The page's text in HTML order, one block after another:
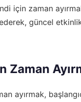
için zaman
güncel
Zaman
ayırmak,